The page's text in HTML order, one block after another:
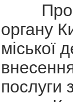
органу
міської
послуги